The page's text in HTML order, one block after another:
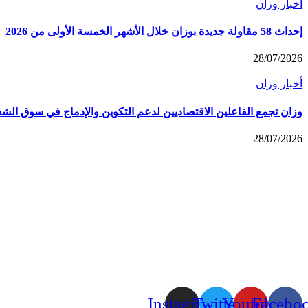
أخبار وزان
إحداث 58 مقاولة جديدة بوزان خلال الأشهر الخمسة الأولى من 2026
28/07/2026
أخبار وزان
وزان تجمع الفاعلين الاقتصاديين لدعم التكوين والإدماج في سوق
28/07/2026
Youtube
Twitter
Instagram